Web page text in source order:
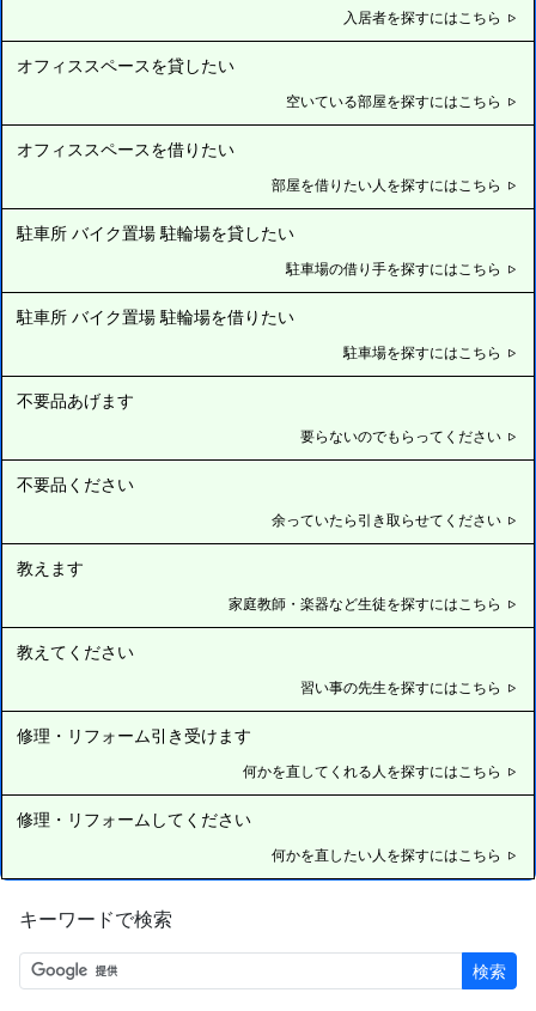
入居者を探すにはこちら
オフィススペースを貸したい
空いている部屋を探すにはこちら
オフィススペースを借りたい
部屋を借りたい人を探すにはこちら
駐車所 バイク置場 駐輪場を貸したい
駐車場の借り手を探すにはこちら
駐車所 バイク置場 駐輪場を借りたい
駐車場を探すにはこちら
不要品あげます
要らないのでもらってください
不要品ください
余っていたら引き取らせてください
教えます
家庭教師・楽器など生徒を探すにはこちら
教えてください
習い事の先生を探すにはこちら
修理・リフォーム引き受けます
何かを直してくれる人を探すにはこちら
修理・リフォームしてください
何かを直したい人を探すにはこちら
キーワードで検索
検索